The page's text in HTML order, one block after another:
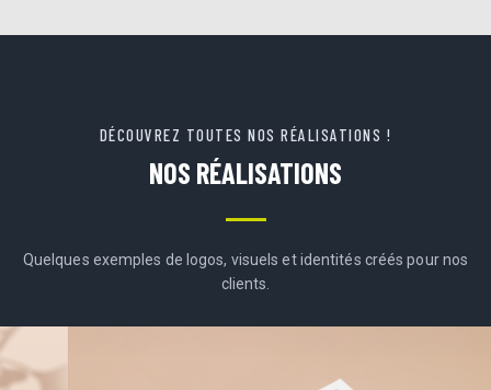
DÉCOUVREZ TOUTES NOS RÉALISATIONS !
NOS RÉALISATIONS
Quelques exemples de logos, visuels et identités créés pour nos
clients.